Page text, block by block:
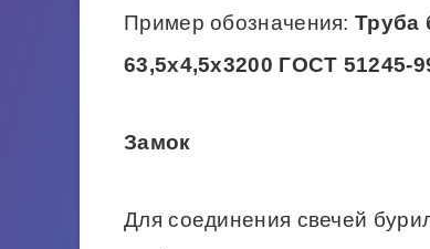
Пример обозначения: Труба
63,5х4,5х3200 ГОСТ 51245-
Замок
Для соединения свечей